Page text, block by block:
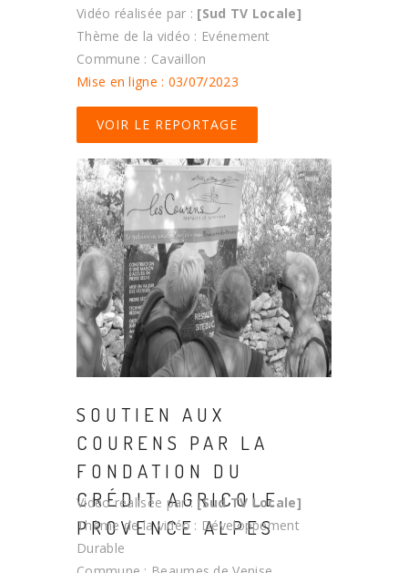
Vidéo réalisée par : [Sud TV Locale]
Thème de la vidéo : Evénement
Commune : Cavaillon
Mise en ligne : 03/07/2023
VOIR LE REPORTAGE
SOUTIEN AUX
COURENS PAR LA
FONDATION DU
CRÉDIT AGRICOLE
PROVENCE ALPES
Vidéo réalisée par : [Sud TV Locale]
Thème de la vidéo : Développement
Durable